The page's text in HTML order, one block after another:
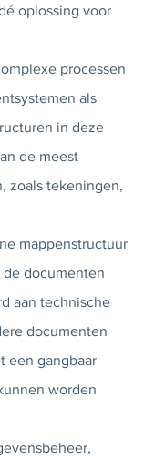
oplossing voor
processen
als
in deze
de meest
zoals tekeningen,
mappenstructuur
documenten
aan technische
documenten
een gangbaar
worden